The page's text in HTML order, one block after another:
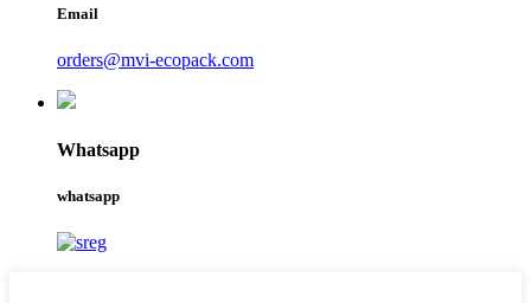
Email
orders@mvi-ecopack.com
Whatsapp
whatsapp